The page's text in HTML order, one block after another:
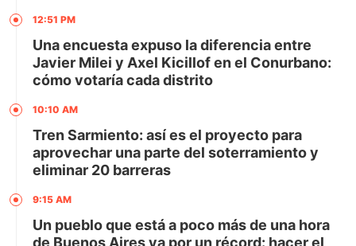
12:51 PM
Una encuesta expuso la diferencia entre
Javier Milei y Axel Kicillof en el Conurbano:
cómo votaría cada distrito
10:10 AM
Tren Sarmiento: así es el proyecto para
aprovechar una parte del soterramiento y
eliminar 20 barreras
9:15 AM
Un pueblo que está a poco más de una hora
de Buenos Aires va por un récord: hacer el